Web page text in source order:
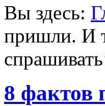
Вы здесь:
пришли. И
спрашивать
8 фактов